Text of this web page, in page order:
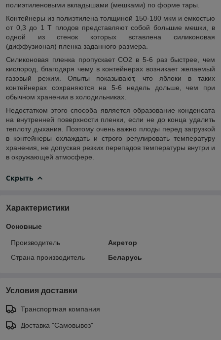
полиэтиленовыми вкладышами (мешками) по форме тары.
Контейнеры из полиэтилена толщиной 150-180 мкм и емкостью
от 0,3 до 1 Т плодов представляют собой большие мешки, в
одной из стенок которых вставлена силиконовая
(диффузионая) пленка заданного размера.
Силиконовая пленка пропускает СО2 в 5-6 раз быстрее, чем
кислород, благодаря чему в контейнерах возникает желаемый
газовый режим. Опыты показывают, что яблоки в таких
контейнерах сохраняются на 5-6 недель дольше, чем при
обычном хранении в холодильниках.
Недостатком этого способа является образование конденсата
на внутренней поверхности пленки, если не до конца удалить
теплоту дыхания. Поэтому очень важно плоды перед загрузкой
в контейнеры охлаждать и строго регулировать температуру
хранения, не допуская резких перепадов температуры внутри и
в окружающей атмосфере.
Скрыть
Характеристики
Основные
Производитель
Акретор
Страна производитель
Беларусь
Условия доставки
Транспортная компания
Доставка "Самовывоз"